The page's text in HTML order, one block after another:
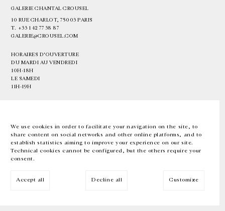
We use cookies in order to facilitate your navigation on the site, to
share content on social networks and other online platforms, and to
establish statistics aiming to improve your experience on our site.
Technical cookies cannot be configured, but the others require your
consent.
Accept all Decline all Customize
GALERIE CHANTAL CROUSEL
10 RUE CHARLOT, 75003 PARIS
T. +33 1 42 77 38 87
GALERIE@CROUSEL.COM
HORAIRES D'OUVERTURE
DU MARDI AU VENDREDI
10H-18H
LE SAMEDI
11H-19H
EN FR 中文 Facebook Instagram
Inscrivez-vous à notre newsletter